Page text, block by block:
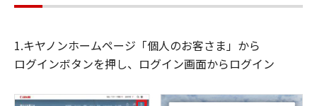
1.キヤノンホームページ「個人のお客さま」から
ログインボタンを押し、ログイン画面からログイン